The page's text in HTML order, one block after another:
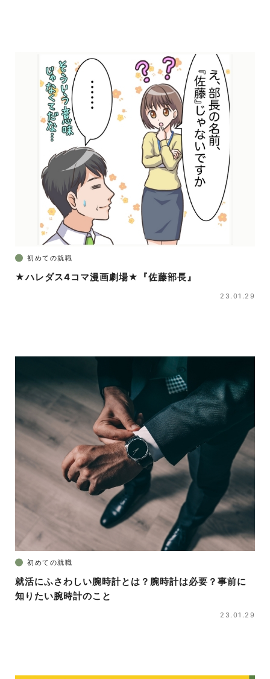
初めての就職
★ハレダス4コマ漫画劇場★『佐藤部長』
23.01.29
初めての就職
就活にふさわしい腕時計とは？腕時計は必要？事前に
知りたい腕時計のこと
23.01.29